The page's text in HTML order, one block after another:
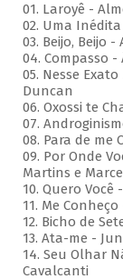
01. Laroyê -
02. Uma
03. Beijo, Beijo -
04. Compasso -
05. Nesse
Duncan
06. Oxossi te
07.
08. Para de me
09. Por Onde
Martins e
10. Quero
11. Me
12. Bicho de
13. Ata-me -
14. Seu Olhar
Cavalcanti